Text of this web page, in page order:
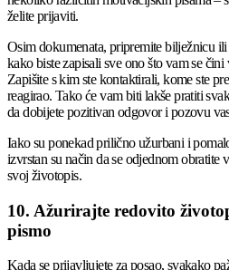
želite prijaviti.
Osim dokumenata, pripremite bilježnicu
kako biste zapisali sve ono što vam se
Zapišite s kim ste kontaktirali, kome ste
reagirao. Tako će vam biti lakše pratiti
da dobijete pozitivan odgovor i pozovu
Iako su ponekad prilično užurbani i
izvrstan su način da se odjednom obratite
svoj životopis.
10. Ažurirajte redovito
pismo
Kada se prijavljujete za posao, svakako